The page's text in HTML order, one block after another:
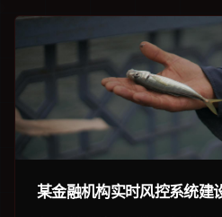
某金融机构实时风控系统建